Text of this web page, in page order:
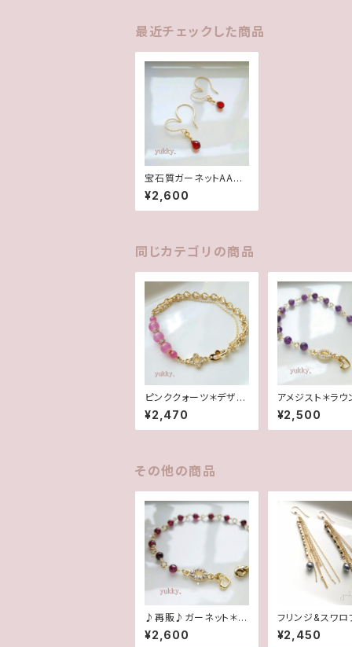
最近チェックした商品
宝石質ガーネットAAA
☆14Kgfグリッターハー
トピアス
¥2,600
同じカテゴリの商品
ピンククォーツ＊デザイ
ンブレス
¥2,470
アメジスト＊ラ
mmブレスレット
¥2,500
その他の商品
♪再販♪ガーネット＊ラ
ウンド4mmブレスレッ
ト
¥2,600
フリンジ&スワロ
ー&シャイニー
kgfピアス
¥2,450